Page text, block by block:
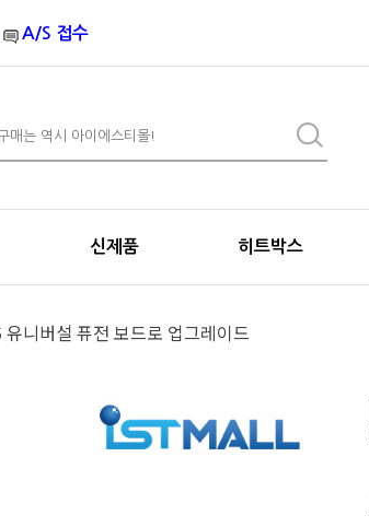
A/S 접수
신제품 히트박스
니버설 퓨전 보드로 업그레이드